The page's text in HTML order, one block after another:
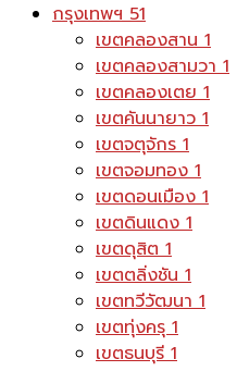
กรุงเทพฯ51
เขตคลองสาน1
เขตคลองสามวา1
เขตคลองเตย1
เขตคันนายาว1
เขตจตุจักร1
เขตจอมทอง1
เขตดอนเมือง1
เขตดินแดง1
เขตดุสิต1
เขตตลิ่งชัน1
เขตทวีวัฒนา1
เขตทุ่งครุ1
เขตธนบุรี1